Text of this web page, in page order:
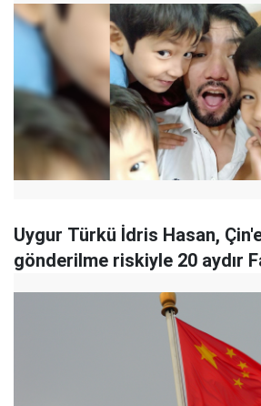
Uygur Türkü İdris Hasan,
gönderilme riskiyle 20 aydır